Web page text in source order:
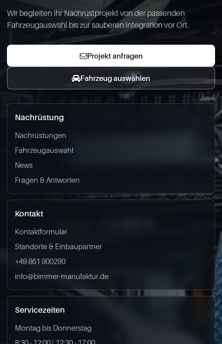
Wir begleiten Ihr Nachrüstprojekt von der passenden
Fahrzeugauswahl bis zur sauberen Integration vor Ort.
Projekt anfragen
Fahrzeug auswählen
Nachrüstung
Nachrüstungen
Fahrzeugauswahl
News
Fragen & Antworten
Kontakt
Kontaktformular
Standorte & Einbaupartner
+49 861 900290
info@bimmer-manufaktur.de
Servicezeiten
Montag bis Donnerstag